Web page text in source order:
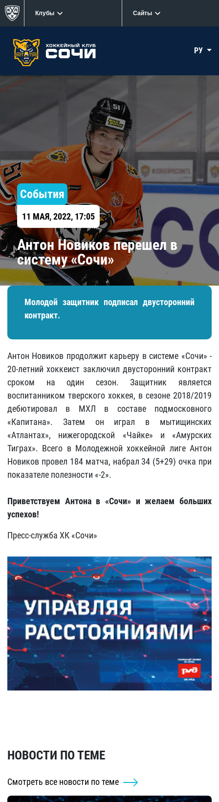
Клубы Сайты
РУ
События
11 МАЯ, 2022, 17:05
Антон Новиков перешел в
систему «Сочи»
Молодой защитник подписал двусторонний
контракт.
Антон Новиков продолжит карьеру в системе «Сочи» -
20-летний хоккеист заключил двусторонний контракт
сроком на один сезон. Защитник является
воспитанником тверского хоккея, в сезоне 2018/2019
дебютировал в МХЛ в составе подмосковного
«Капитана». Затем он играл в мытищинских
«Атлантах», нижегородской «Чайке» и «Амурских
Тиграх». Всего в Молодежной хоккейной лиге Антон
Новиков провел 184 матча, набрал 34 (5+29) очка при
показателе полезности «-2».
Приветствуем Антона в «Сочи» и желаем больших
успехов!
Пресс-служба ХК «Сочи»
НОВОСТИ ПО ТЕМЕ
Смотреть все новости по теме